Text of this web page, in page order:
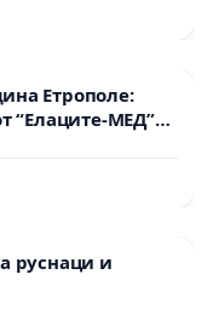
Етрополе:
“Елаците-МЕД”
всички
руснаци и